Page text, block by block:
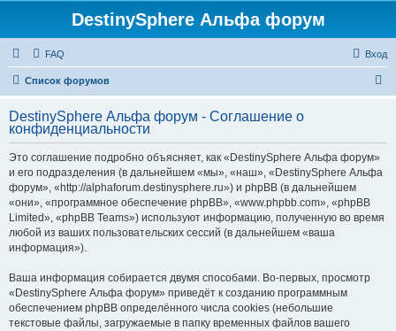
DestinySphere Альфа форум
FAQ Вход
Список форумов
с
DestinySphere Альфа форум - Соглашение о
конфиденциальности
Это соглашение подробно объясняет, как «DestinySphere Альфа форум»
и его подразделения (в дальнейшем «мы», «наш», «DestinySphere Альфа
форум», «http://alphaforum.destinysphere.ru») и phpBB (в дальнейшем
«они», «программное обеспечение phpBB», «www.phpbb.com», «phpBB
Limited», «phpBB Teams») используют информацию, полученную во время
любой из ваших пользовательских сессий (в дальнейшем «ваша
информация»).
Ваша информация собирается двумя способами. Во-первых, просмотр
«DestinySphere Альфа форум» приведёт к созданию программным
обеспечением phpBB определённого числа cookies (небольшие
текстовые файлы, загружаемые в папку временных файлов вашего